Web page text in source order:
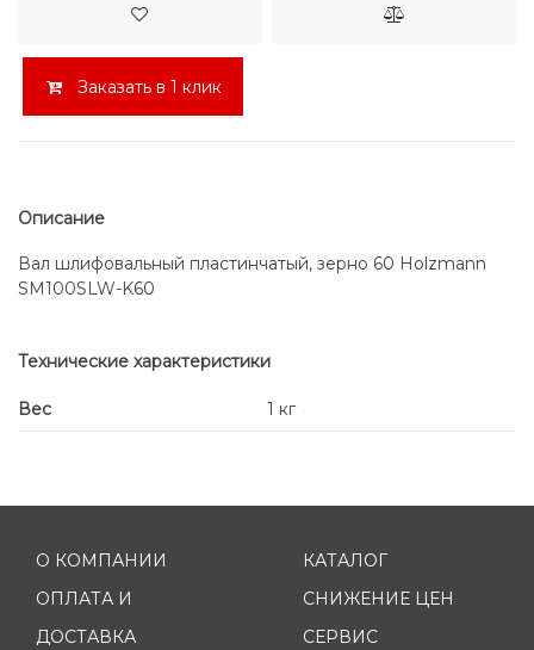
Заказать в 1 клик
Описание
Вал шлифовальный пластинчатый, зерно 60 Holzmann
SM100SLW-K60
Технические характеристики
Вес 1 кг
О КОМПАНИИ
ОПЛАТА И
ДОСТАВКА
КАТАЛОГ
СНИЖЕНИЕ ЦЕН
СЕРВИС